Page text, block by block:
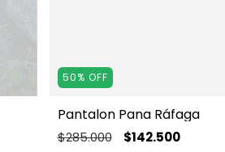
50% OFF
Pantalon Pana Ráfaga
$285.000 $142.500